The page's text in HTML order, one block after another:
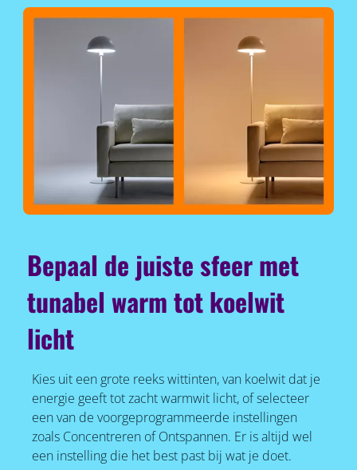
Bepaal de juiste sfeer met
tunabel warm tot koelwit
licht
Kies uit een grote reeks wittinten, van koelwit dat je
energie geeft tot zacht warmwit licht, of selecteer
een van de voorgeprogrammeerde instellingen
zoals Concentreren of Ontspannen. Er is altijd wel
een instelling die het best past bij wat je doet.